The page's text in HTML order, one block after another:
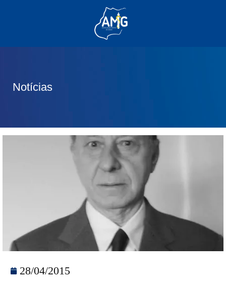
Notícias
28/04/2015